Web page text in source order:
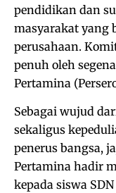
pendidikan dan
masyarakat yang
perusahaan.
penuh oleh
Pertamina
Sebagai wujud
sekaligus
penerus bangsa,
Pertamina hadir
kepada siswa